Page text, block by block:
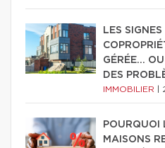
LES
GÉRÉE…
DES
IMMOBILIER
POURQUOI
MAISONS